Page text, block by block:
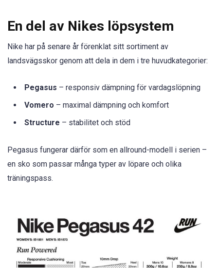
En del av Nikes löpsystem
Nike har på senare år förenklat sitt sortiment av
landsvägsskor genom att dela in dem i tre huvudkategorier:
Pegasus – responsiv dämpning för vardagslöpning
Vomero – maximal dämpning och komfort
Structure – stabilitet och stöd
Pegasus fungerar därför som en allround-modell i serien –
en sko som passar många typer av löpare och olika
träningspass.